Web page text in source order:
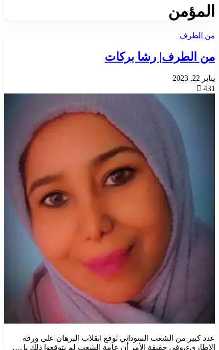
المؤمن
من الطرف
من الطرف| رشا بركات
يناير 22, 2023
431
عدد كبير من الشعب السوداني توقع انقلاب البرهان على ورقة
الاطاريء،وفي حقيقة الأمر أن عامة الشعب لم يتوقعوا ذلك بل…